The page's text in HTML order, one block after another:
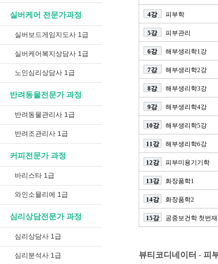
실버케어 전문가과정
실버보드게임지도사 1급
실버케어복지상담사 1급
노인심리상담사 1급
반려동물전문가 과정
반려동물관리사 1급
반려조관리사 1급
커피전문가 과정
바리스타 1급
와인소믈리에 1급
심리상담전문가 과정
심리상담사 1급
심리분석사 1급
4강 피부학
5강 피부관리
6강 해부생리학1강
7강 해부생리학2강
8강 해부생리학3강
9강 해부생리학4강
10강 해부생리학5강
11강 해부생리학6강
12강 피부미용기기학
13강 화장품학1
14강 화장품학2
15강 공중보건학 첫번
뷰티코디네이터 - 피